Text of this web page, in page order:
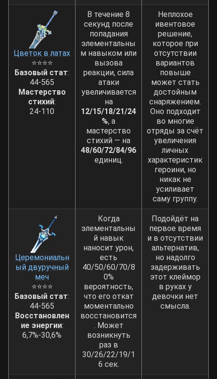
Цветок в латах
⭐⭐⭐⭐
Базовый стат:
44-565
Мастерство
стихий:
24-110
В течение 8
секунд после
попадания
элементальны
м навыком или
вызова
реакции, сила
атаки
увеличивается
на
12/15/18/21/24
%, а
мастерство
стихий — на
48/60/72/84/96
единиц.
Неплохое
ивентовое
решение,
которое при
отсутствии
вариантов
повыше
может стать
достойным
снаряжением.
Оно подходит
во многие
отряды за счёт
увеличения
личных
характеристик
героини, но
никак не
усиливает
саму группу.
Церемониальн
ый двуручный
меч
⭐⭐⭐⭐
Базовый стат:
44-565
Восстановлен
ие энергии:
6,7%-30,6%
Когда
элементальны
й навык
наносит урон,
есть
40/50/60/70/8
0%
вероятность,
что его откат
моментально
восстановится
. Может
возникнуть
раз в
30/26/22/19/1
6 сек.
Подойдёт на
первое время
и в отсутствии
альтернатив,
но надолго
задерживать
этот клеймор
в руках у
девочки нет
смысла.